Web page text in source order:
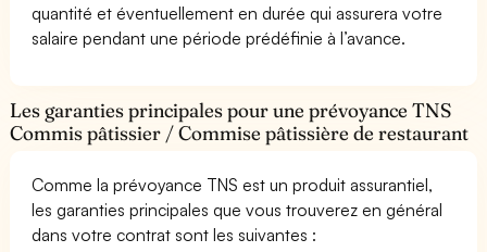
quantité et éventuellement en durée qui assurera votre
salaire pendant une période prédéfinie à l’avance.
Les garanties principales pour une prévoyance TNS
Commis pâtissier / Commise pâtissière de restaurant
Comme la prévoyance TNS est un produit assurantiel,
les garanties principales que vous trouverez en général
dans votre contrat sont les suivantes :